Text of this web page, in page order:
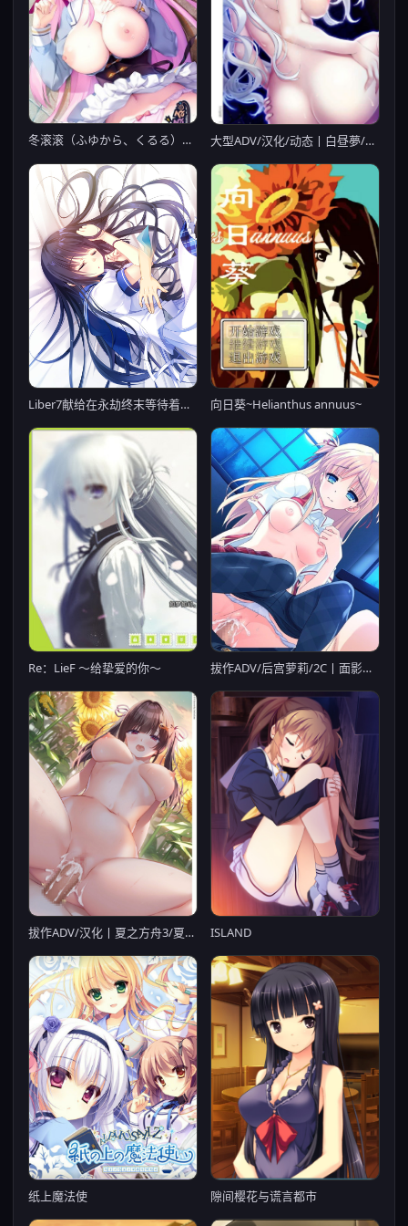
冬滚滚（ふゆから、くるる）【PC0818】 大型ADV/汉化/动态丨白昼夢/白日梦的构想图 精翻汉化版+全CG存档丨新汉化/4.2G【20230715】
Liber7献给在永劫终末等待着的你 向日葵~Helianthus annuus~
Re：LieF ～给挚爱的你～ 拔作ADV/后宫萝莉/2C丨面影：雷尔巴克面影（レイルバック）V1.0 AI-需要转区运行【20240629】
拔作ADV/汉化丨夏之方舟3/夏への方舟III AI汉化版+全CG存档【20250201】 ISLAND
纸上魔法使 隙间樱花与谎言都市